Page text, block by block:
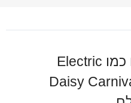
עוד פסטיבלים כמו Electric
Daisy